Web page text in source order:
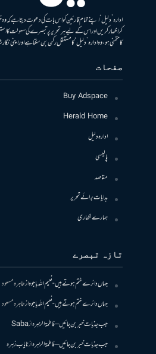
ادارہ ’دلیل‘ اپنے تمام قارئین کو اس بات کی دعوت دیتا ہے کہ
کر اظہار کریں اور اس کے لیے ہر تحریر پر تبصرے کی سہولت کا
کا متمنی ہو، وہ ادارہ ’دلیل‘ کا مستقل رکن بن سکتا ہے اور اپنی
صفحات
Buy Adspace
Herald Home
ادارہ دلیل
پالیسی
مقاصد
ہدایات برائے تحریر
ہمارے لکھاری
تازہ تبصرے
جہاں دائرے ختم ہوتے ہیں- نعیم اللہ باجوہازطاہرہ مسعود
جہاں دائرے ختم ہوتے ہیں- نعیم اللہ باجوہازطاہرہ مسعود
جب جذبات خبر بن جائیں – فاطمۃالزہرہازSaba
جب جذبات خبر بن جائیں – فاطمۃالزہرہازنایاب زہرہ